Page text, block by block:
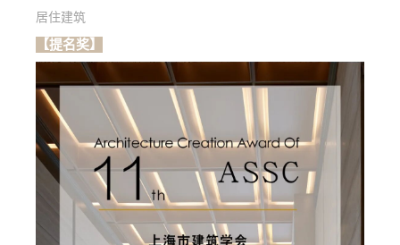
居住建筑
【提名奖】